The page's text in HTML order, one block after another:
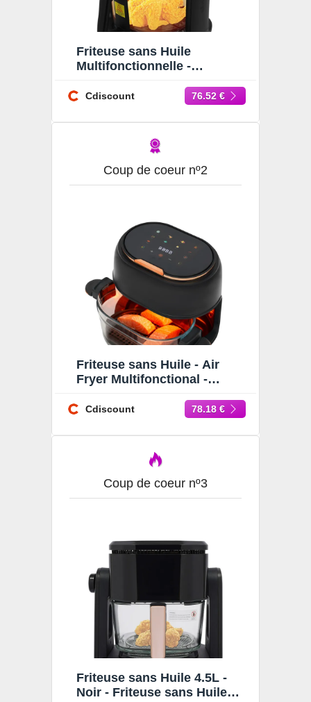
Friteuse sans Huile
Multifonctionnelle -
Friteuse sans Huile 80-190
Cdiscount 76.52 €
Coup de coeur nº2
Friteuse sans Huile - Air
Fryer Multifonctional -
1350W Noir - 60-190 ℃
Cdiscount 78.18 €
Coup de coeur nº3
Friteuse sans Huile 4.5L -
Noir - Friteuse sans Huile